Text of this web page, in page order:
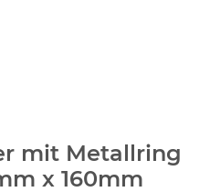
mit Metallring
x 160mm